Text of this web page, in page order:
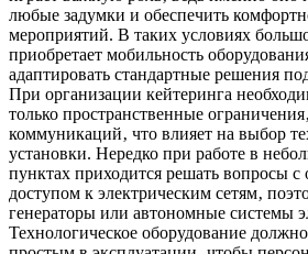
любые задумки и обеспечить
мероприятий. В таких условиях
приобретает мобильность
адаптировать стандартные решения
При организации кейтеринга
только пространственные
коммуникаций‚ что влияет на выбор
установки. Нередко при работе в
пунктах приходится решать вопросы
доступом к электрическим сетям‚
генераторы или автономные системы
Технологическое оборудование